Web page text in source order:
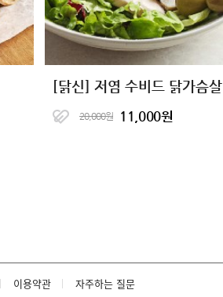
[닭신] 저염 수비드 닭가슴살
20,000원 11,000원
이용약관 자주하는 질문